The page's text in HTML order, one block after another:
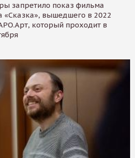
запретило показ фильма
«Сказка», вышедшего в 2022
который проходит в